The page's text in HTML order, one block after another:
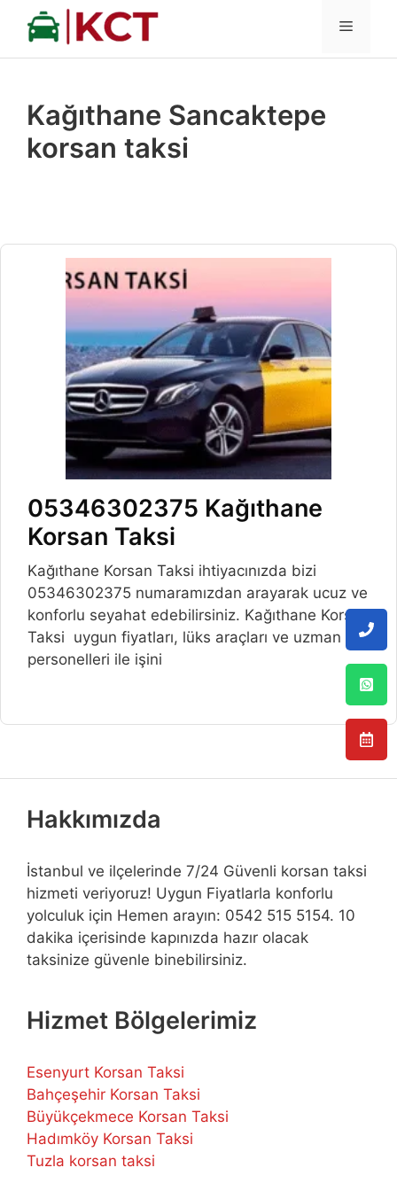
İçeriğe
MENÜ
Kağıthane Sancaktepe
korsan taksi
05346302375 Kağıthane
Korsan Taksi
Kağıthane Korsan Taksi ihtiyacınızda bizi
05346302375 numaramızdan arayarak ucuz ve
konforlu seyahat edebilirsiniz. Kağıthane Korsan
Taksi uygun fiyatları, lüks araçları ve uzman
personelleri ile işini
Hakkımızda
İstanbul ve ilçelerinde 7/24 Güvenli korsan taksi
hizmeti veriyoruz! Uygun Fiyatlarla konforlu
yolculuk için Hemen arayın: 0542 515 5154. 10
dakika içerisinde kapınızda hazır olacak
taksinize güvenle binebilirsiniz.
Hizmet Bölgelerimiz
Esenyurt Korsan Taksi
Bahçeşehir Korsan Taksi
Büyükçekmece Korsan Taksi
Hadımköy Korsan Taksi
Tuzla korsan taksi